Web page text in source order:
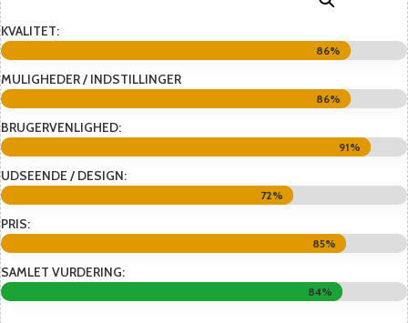
KVALITET:
86%
86%
MULIGHEDER / INDSTILLINGER
86%
86%
BRUGERVENLIGHED:
91%
91%
UDSEENDE / DESIGN:
72%
72%
PRIS:
85%
85%
SAMLET VURDERING:
84%
84%